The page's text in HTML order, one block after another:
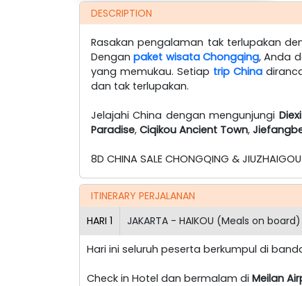
DESCRIPTION
Rasakan pengalaman tak terlupakan
Denganpaket wisata Chongqing, Anda
yang memukau. Setiap trip China
dan tak terlupakan.
Jelajahi China dengan mengunjungi
Paradise, Ciqikou Ancient Town,
8D CHINA SALE CHONGQING &
ITINERARY PERJALANAN
HARI 1 JAKARTA - HAIKOU (Meals on board)
Hari ini seluruh peserta berkumpul di
Check in Hotel dan bermalam di Meilan